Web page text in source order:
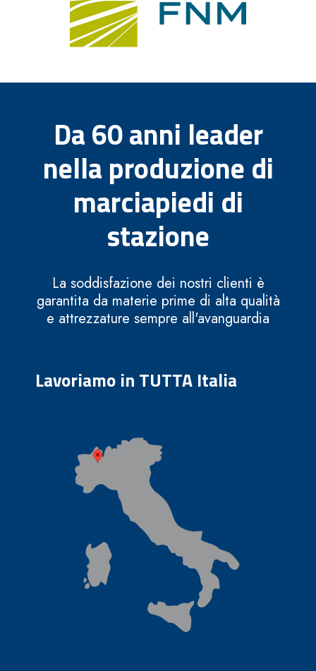
Da 60 anni leader
nella produzione di
marciapiedi di
stazione
La soddisfazione dei nostri clienti è
garantita da materie prime di alta qualità
e attrezzature sempre all'avanguardia
Lavoriamo in TUTTA Italia